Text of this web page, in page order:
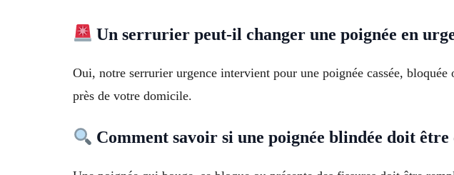
Un serrurier peut-il changer une poignée en
Oui, notre serrurier urgence intervient pour une poignée cassée,
près de votre domicile.
Comment savoir si une poignée blindée doit être